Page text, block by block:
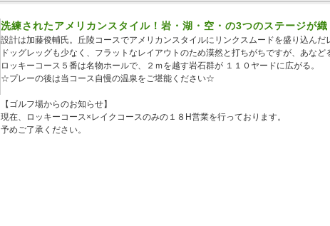
洗練されたアメリカンスタイル！岩・湖・空・の3つのステージが
設計は加藤俊輔氏。丘陵コースでアメリカンスタイルにリンクスムードを盛り込んだ
ドッグレッグも少なく、フラットなレイアウトのため漠然と打ちがちですが、あなど
ロッキーコース５番は名物ホールで、２ｍを越す岩石群が １１０ヤードに広がる。
☆プレーの後は当コース自慢の温泉をご堪能ください☆
【ゴルフ場からのお知らせ】
現在、ロッキーコース×レイクコースのみの１８H営業を行っております。
予めご了承ください。